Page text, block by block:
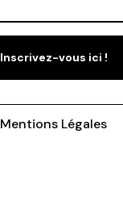
Inscrivez-vous ici !
Mentions Légales